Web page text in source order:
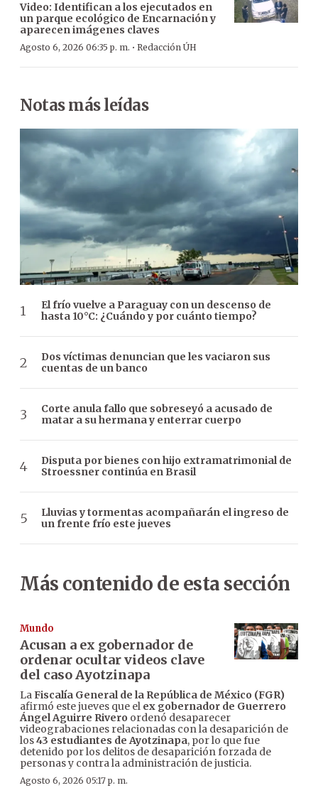
Video: Identifican a los ejecutados en
un parque ecológico de Encarnación y
aparecen imágenes claves
Agosto 6, 2026 06:35 p. m. · Redacción ÚH
Notas más leídas
El frío vuelve a Paraguay con un descenso de
hasta 10°C: ¿Cuándo y por cuánto tiempo?
Dos víctimas denuncian que les vaciaron sus
cuentas de un banco
Corte anula fallo que sobreseyó a acusado de
matar a su hermana y enterrar cuerpo
Disputa por bienes con hijo extramatrimonial de
Stroessner continúa en Brasil
Lluvias y tormentas acompañarán el ingreso de
un frente frío este jueves
Más contenido de esta sección
Mundo
Acusan a ex gobernador de
ordenar ocultar videos clave
del caso Ayotzinapa
LaFiscalía General de la República de México (FGR)
afirmó este jueves que el ex gobernador de Guerrero
Ángel Aguirre Rivero ordenó desaparecer
videograbaciones relacionadas con la desaparición de
los43 estudiantes de Ayotzinapa, por lo que fue
detenido por los delitos de desaparición forzada de
personas y contra la administración de justicia.
Agosto 6, 2026 05:17 p. m.